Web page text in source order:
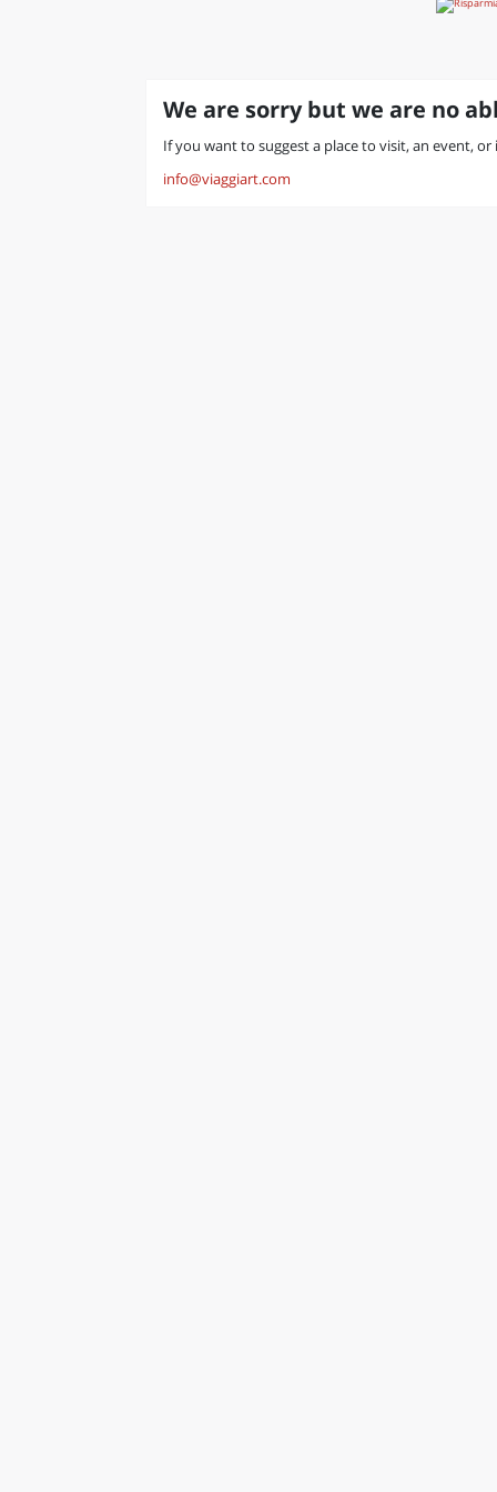
We are sorry but we are no
If you want to suggest a place to visit, an event,
info@viaggiart.com